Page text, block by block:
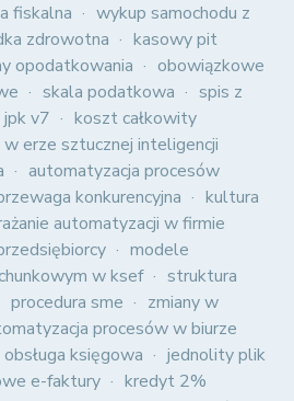
fiskalna
wykup samochodu z
zdrowotna
kasowy pit
opodatkowania
obowiązkowe
skala podatkowa
spis z
jpk v7
koszt całkowity
w erze sztucznej inteligencji
automatyzacja procesów
konkurencyjna
kultura
automatyzacji w firmie
modele
w ksef
struktura
procedura sme
zmiany w
procesów w biurze
księgowa
jednolity plik
e-faktury
kredyt 2%